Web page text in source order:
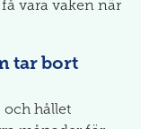
vara vaken när
tar bort
hållet